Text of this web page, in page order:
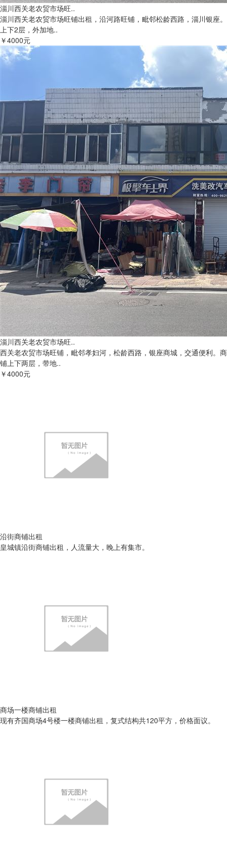
淄川西关老农贸市场旺..
淄川西关老农贸市场旺铺出租，沿河路旺铺，毗邻松龄西路，淄川银座。
上下2层，外加地..
￥4000元
淄川西关老农贸市场旺..
西关老农贸市场旺铺，毗邻孝妇河，松龄西路，银座商城，交通便利。商
铺上下两层，带地..
￥4000元
沿街商铺出租
皇城镇沿街商铺出租，人流量大，晚上有集市。
商场一楼商铺出租
现有齐国商场4号楼一楼商铺出租，复式结构共120平方，价格面议。